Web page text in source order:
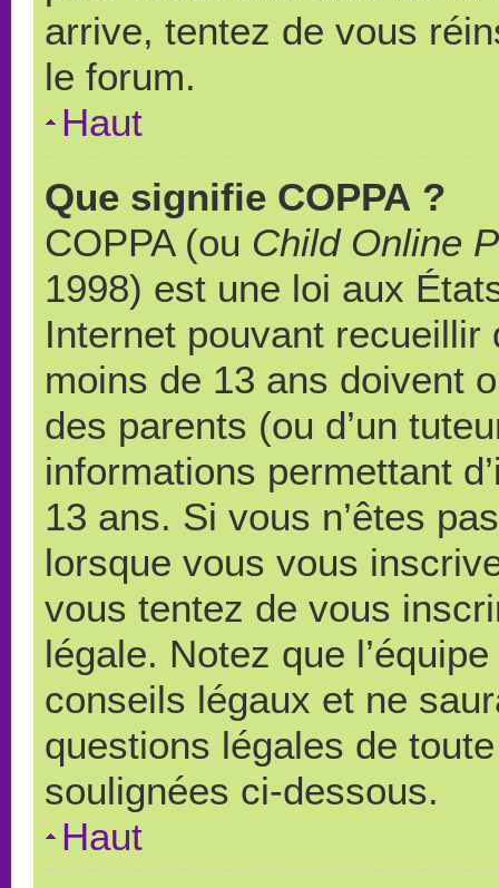
arrive, tentez de vous
le forum.
Haut
Que signifie COPPA ?
COPPA (ou Child Online
1998) est une loi aux
Internet pouvant
moins de 13 ans doivent
des parents (ou d’un
informations permettant
13 ans. Si vous n’êtes
lorsque vous vous
vous tentez de vous
légale. Notez que
conseils légaux et ne
questions légales de
soulignées ci-dessous.
Haut